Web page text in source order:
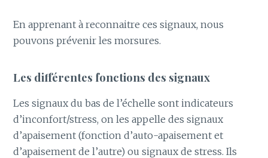
En apprenant à reconnaitre ces signaux, nous
pouvons prévenir les morsures.
Les différentes fonctions des signaux
Les signaux du bas de l’échelle sont indicateurs
d’inconfort/stress, on les appelle des signaux
d’apaisement (fonction d’auto-apaisement et
d’apaisement de l’autre) ou signaux de stress. Ils